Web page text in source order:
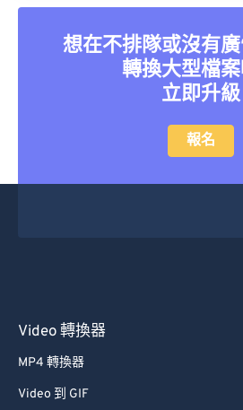
想在不排隊或沒有
轉換大型檔案
立即升級
報名
Video 轉換器
MP4 轉換器
Video 到 GIF